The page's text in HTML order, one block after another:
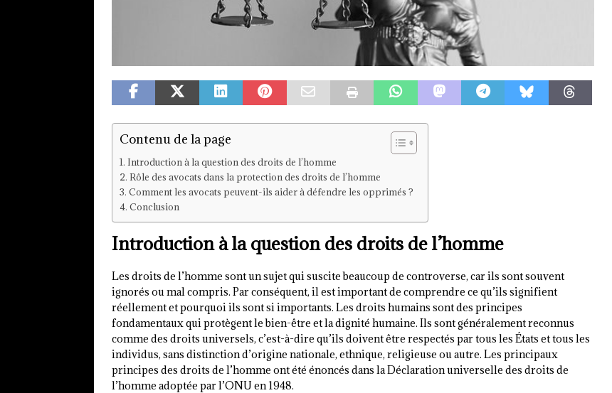
Contenu de la page
Introduction à la question des droits de l’homme
Rôle des avocats dans la protection des droits de l’homme
Comment les avocats peuvent-ils aider à défendre les opprimés ?
Conclusion
Introduction à la question des droits de l’homme
Les droits de l’homme sont un sujet qui suscite beaucoup de controverse, car ils sont souvent
ignorés ou mal compris. Par conséquent, il est important de comprendre ce qu’ils signifient
réellement et pourquoi ils sont si importants. Les droits humains sont des principes
fondamentaux qui protègent le bien-être et la dignité humaine. Ils sont généralement reconnus
comme des droits universels, c’est-à-dire qu’ils doivent être respectés par tous les États et tous les
individus, sans distinction d’origine nationale, ethnique, religieuse ou autre. Les principaux
principes des droits de l’homme ont été énoncés dans la Déclaration universelle des droits de
l’homme adoptée par l’ONU en 1948.